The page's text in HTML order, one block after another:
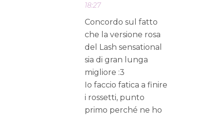
18:27
Concordo sul fatto
che la versione rosa
del Lash sensational
sia di gran lunga
migliore :3
Io faccio fatica a finire
i rossetti, punto
primo perché ne ho